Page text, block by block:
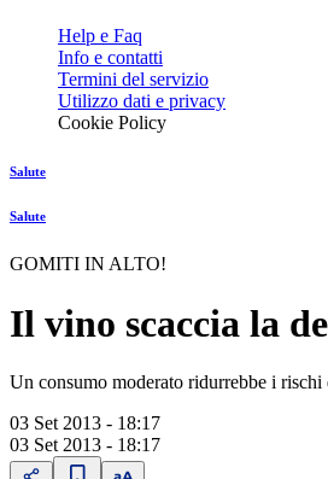
Help e Faq
Info e contatti
Termini del servizio
Utilizzo dati e privacy
Cookie Policy
Salute
Salute
GOMITI IN ALTO!
Il vino scaccia la
Un consumo moderato ridurrebbe i rischi
03 Set 2013 - 18:17
03 Set 2013 - 18:17